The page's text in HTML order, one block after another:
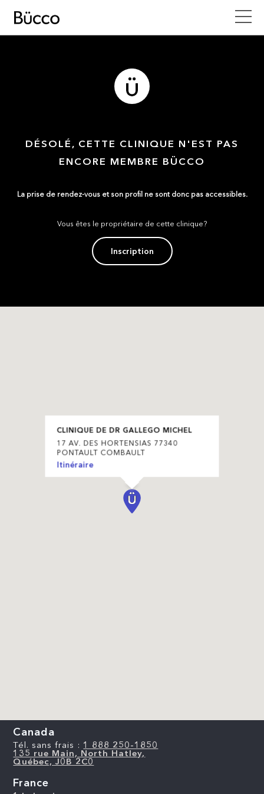
DÉSOLÉ, CETTE CLINIQUE N'EST PAS
ENCORE MEMBRE BÜCCO
La prise de rendez-vous et son profil ne sont donc pas accessibles.
Vous êtes le propriétaire de cette clinique?
Inscription
CLINIQUE DE DR GALLEGO MICHEL
17 AV. DES HORTENSIAS 77340
PONTAULT COMBAULT
Itinéraire
Canada
Tél. sans frais : 1 888 250-1850
135 rue Main, North Hatley,
Québec, J0B 2C0
France